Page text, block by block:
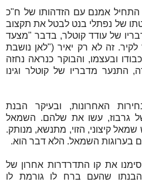
אמנם עם הזדהותו של ח"כ
של נפתלי בנט לבטל את תקצוב
של עודד קוטלר, בדבר "מצעד
לקיר. זה לא רק יאיר ("לאן נושבת
ובעצמו, והבוקר כנראה נחזה
התנער מדבריו של קוטלר וגינו
האחרונות, ובעיקר הבנת
גרבוז, עשו את שלהם. השמאל
קיצוני, הזוי, מתנשא, מנותק.
בערוגות השמאל. הלא דבר הוא.
את קו התדרדרות אחרון של
שהעם ברח לו גורמת לו